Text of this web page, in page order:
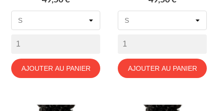
AJOUTER AU PANIER AJOUTER AU PANIER